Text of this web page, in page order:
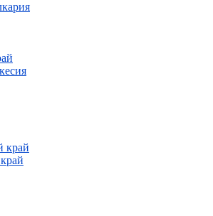
край